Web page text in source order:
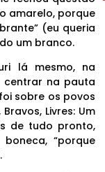
amarelo, porque
(eu queria
um branco.
lá mesmo, na
centrar na pauta
sobre os povos
Livres: Um
de tudo pronto,
“porque